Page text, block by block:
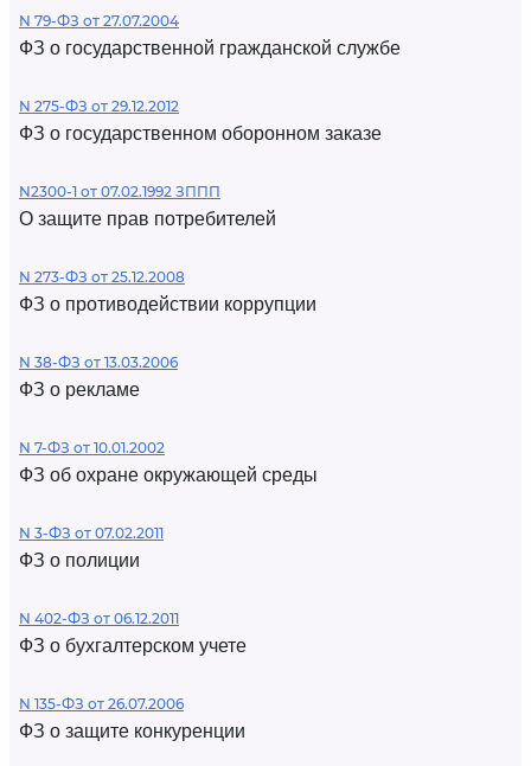
N 79-ФЗ от 27.07.2004
ФЗ о государственной гражданской службе
N 275-ФЗ от 29.12.2012
ФЗ о государственном оборонном заказе
N2300-1 от 07.02.1992 ЗППП
О защите прав потребителей
N 273-ФЗ от 25.12.2008
ФЗ о противодействии коррупции
N 38-ФЗ от 13.03.2006
ФЗ о рекламе
N 7-ФЗ от 10.01.2002
ФЗ об охране окружающей среды
N 3-ФЗ от 07.02.2011
ФЗ о полиции
N 402-ФЗ от 06.12.2011
ФЗ о бухгалтерском учете
N 135-ФЗ от 26.07.2006
ФЗ о защите конкуренции